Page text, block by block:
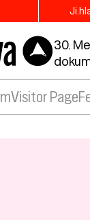
30.
Visitor Page